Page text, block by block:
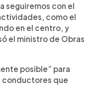
seguiremos con el
como el
en el centro, y
el ministro de Obras
posible” para
conductores que